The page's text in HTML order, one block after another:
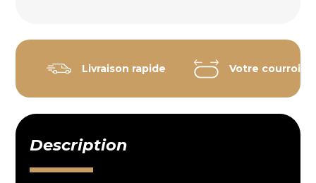
Livraison rapide Votre courroie
Description